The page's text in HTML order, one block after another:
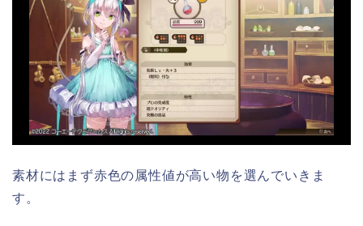
素材にはまず赤色の属性値が高い物を選んでいきま
す。